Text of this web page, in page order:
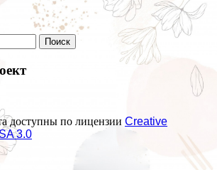
доступны по лицензии Creative
3.0